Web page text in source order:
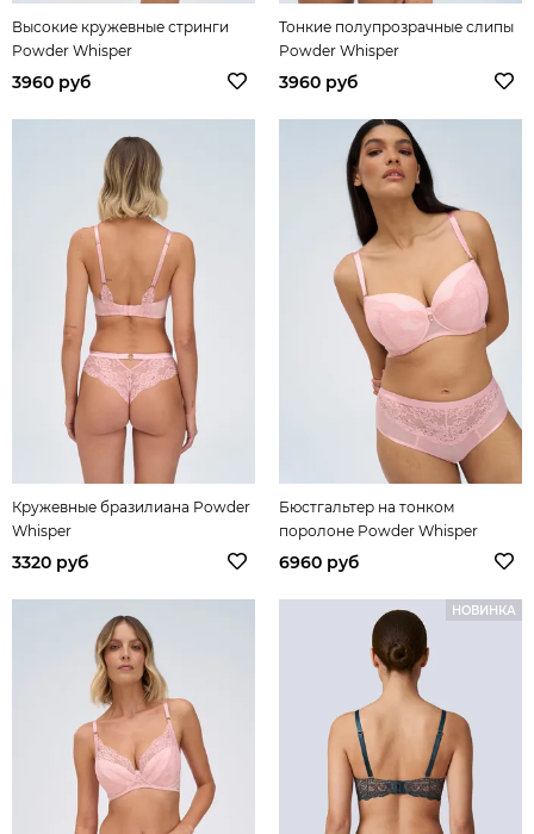
Высокие кружевные стринги
Powder Whisper
3960 руб
Тонкие полупрозрачные слипы
Powder Whisper
3960 руб
Кружевные бразилиана Powder
Whisper
3320 руб
Бюстгальтер на тонком
поролоне Powder Whisper
6960 руб
НОВИНКА